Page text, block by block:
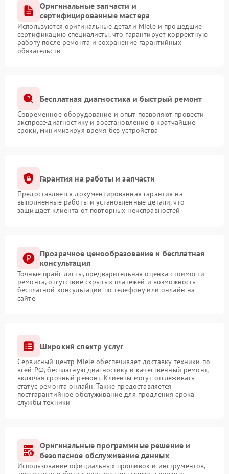
Оригинальные запчасти и
сертифицированные мастера
Используются оригинальные детали Miele и прошедшие
сертификацию специалисты, что гарантирует корректную
работу после ремонта и сохранение гарантийных
обязательств
Бесплатная диагностика и быстрый ремонт
Современное оборудование и опыт позволяют провести
экспресс-диагностику и восстановление в кратчайшие
сроки, минимизируя время без устройства
Гарантия на работы и запчасти
Предоставляется документированная гарантия на
выполненные работы и установленные детали, что
защищает клиента от повторных неисправностей
Прозрачное ценообразование и бесплатная
консультация
Точные прайс-листы, предварительная оценка стоимости
ремонта, отсутствие скрытых платежей и возможность
бесплатной консультации по телефону или онлайн на
сайте
Широкий спектр услуг
Сервисный центр Miele обеспечивает доставку техники по
всей РФ, бесплатную диагностику и качественный ремонт,
включая срочный ремонт. Клиенты могут отслеживать
статус ремонта онлайн. Также предоставляется
постгарантийное обслуживание для продления срока
службы техники
Оригинальные программные решение и
безопасное обслуживание данных
Использование официальных прошивок и инструментов,